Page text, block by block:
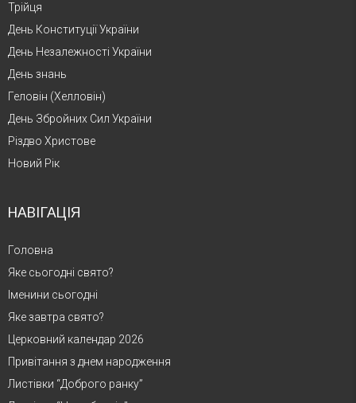
Трійця
День Конституції України
День Незалежності України
День знань
Геловін (Хелловін)
День Збройних Сил України
Різдво Христове
Новий Рік
НАВІГАЦІЯ
Головна
Яке сьогодні свято?
Іменини сьогодні
Яке завтра свято?
Церковний календар 2026
Привітання з днем народження
Листівки “Доброго ранку”